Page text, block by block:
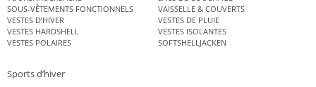
SOUS-VÊTEMENTS FONCTIONNELS
VAISSELLE & COUVERTS
VESTES D’HIVER
VESTES DE PLUIE
VESTES HARDSHELL
VESTES ISOLANTES
VESTES POLAIRES
SOFTSHELLJACKEN
Sports d’hiver